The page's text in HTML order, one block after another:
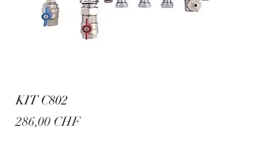
KIT C802
Prix
286,00 CHF